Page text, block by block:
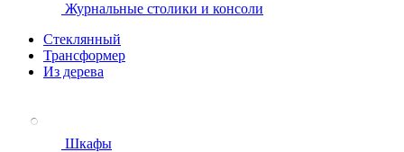
Журнальные столики и консоли
Стеклянный
Трансформер
Из дерева
Шкафы